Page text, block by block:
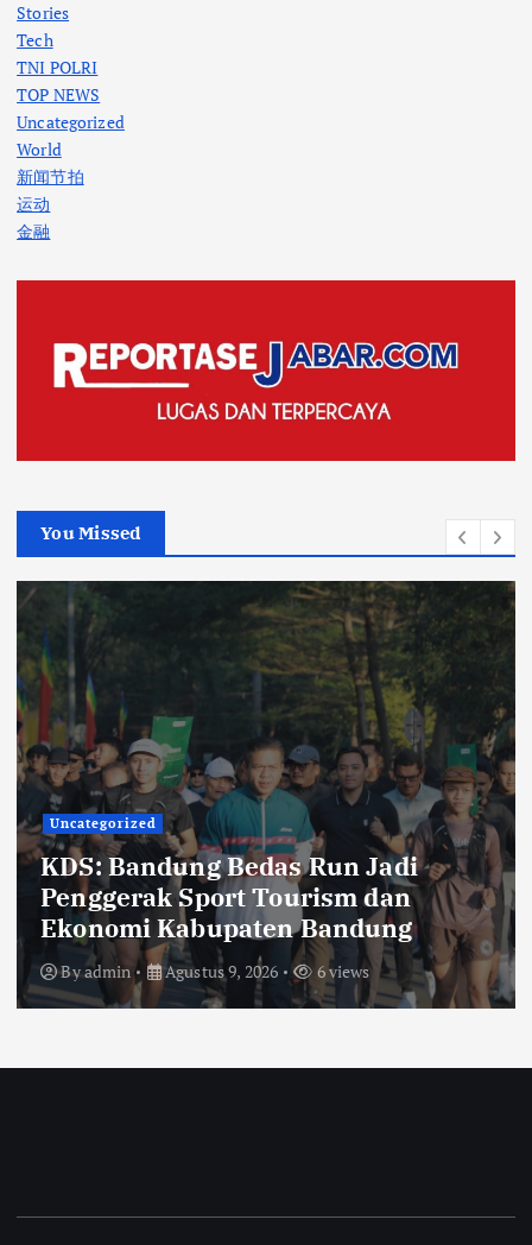
Stories
Tech
TNI POLRI
TOP NEWS
Uncategorized
World
新闻节拍
运动
金融
You Missed
Lingkungan Pemerintahan TNI POLRI
KRYD Gabungan Digelar di
Kabupaten Bandung, Ali Syakieb:
Cegah Begal dan Bersihkan Miras
Byadmin Agustus 9, 2026 8 views